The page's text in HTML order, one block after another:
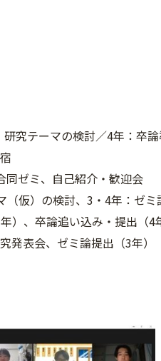
究テーマの検討／4年：卒
ミ、自己紹介・歓迎会
）の検討、3・4年：ゼミ
）、卒論追い込み・提出（4
会、ゼミ論提出（3年）